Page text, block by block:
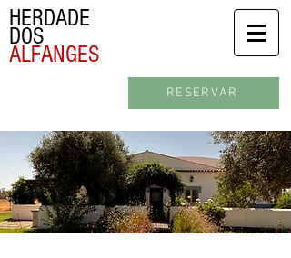
HERDADE
DOS
ALFANGES
RESERVAR